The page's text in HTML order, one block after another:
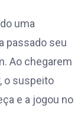
uma
passado seu
Ao chegarem
o suspeito
e a jogou no